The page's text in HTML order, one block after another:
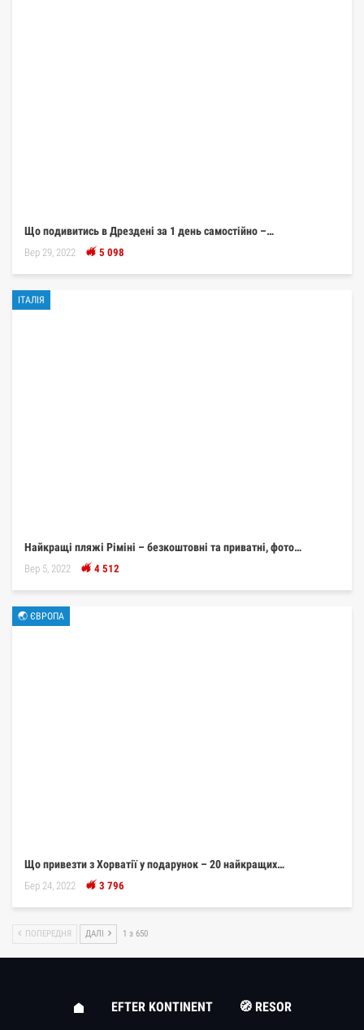
Що подивитись в Дрездені за 1 день самостійно –…
Вер 29, 2022 5 098
ІТАЛІЯ
Найкращі пляжі Ріміні – безкоштовні та приватні, фото…
Вер 5, 2022 4 512
🌏 ЄВРОПА
Що привезти з Хорватії у подарунок – 20 найкращих…
Бер 24, 2022 3 796
ПОПЕРЕДНЯ ДАЛІ 1 з 650
EFTER KONTINENT
🧭 RESOR